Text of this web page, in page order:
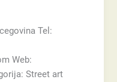
Tel:
Web:
Street art